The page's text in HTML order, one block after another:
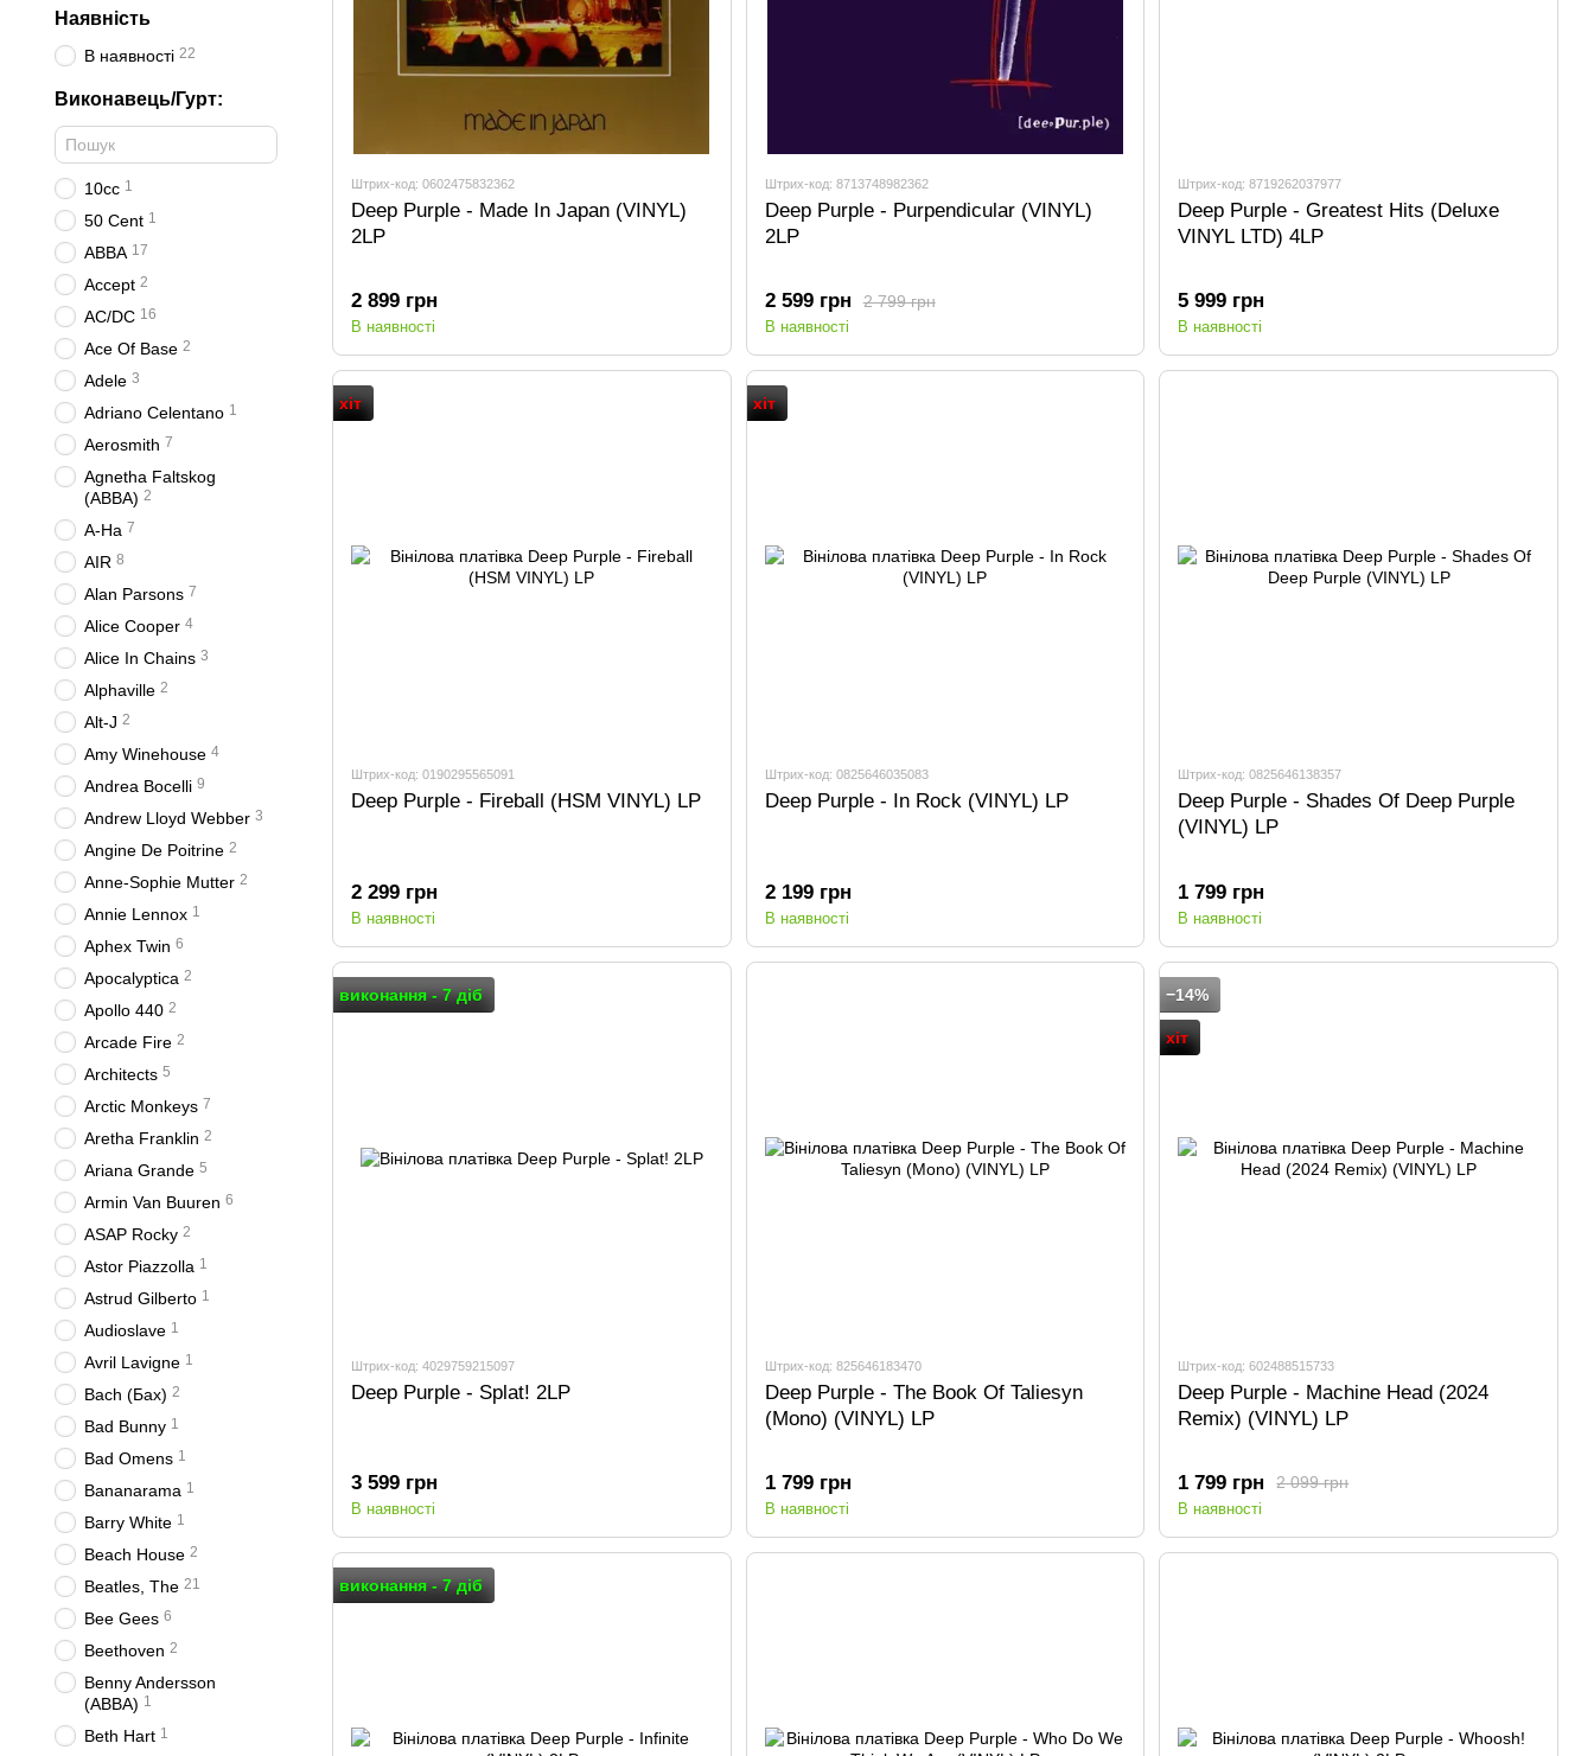
Штрих-код: 0602475832362
Deep Purple - Made In Japan (VINYL)
2LP
2 899 грн
В наявності
Штрих-код: 8713748982362
Deep Purple - Purpendicular (VINYL)
2LP
2 799 грн
2 599 грн
В наявності
Штрих-код: 8719262037977
Deep Purple - Greatest Hits (Deluxe
VINYL LTD) 4LP
5 999 грн
В наявності
хіт
Штрих-код: 0190295565091
Deep Purple - Fireball (HSM VINYL) LP
2 299 грн
В наявності
хіт
Штрих-код: 0825646035083
Deep Purple - In Rock (VINYL) LP
2 199 грн
В наявності
Штрих-код: 0825646138357
Deep Purple - Shades Of Deep Purple
(VINYL) LP
1 799 грн
В наявності
виконання - 7 діб
Штрих-код: 4029759215097
Deep Purple - Splat! 2LP
3 599 грн
В наявності
Штрих-код: 825646183470
Deep Purple - The Book Of Taliesyn
(Mono) (VINYL) LP
1 799 грн
В наявності
−14%
хіт
Штрих-код: 602488515733
Deep Purple - Machine Head (2024
Remix) (VINYL) LP
2 099 грн
1 799 грн
В наявності
виконання - 7 діб
Наявність
В наявності 22
Виконавець/Гурт:
10cc 1
50 Cent 1
ABBA 17
Accept 2
AC/DC 16
Ace Of Base 2
Adele 3
Adriano Celentano 1
Aerosmith 7
Agnetha Faltskog
(ABBA) 2
A-Ha 7
AIR 8
Alan Parsons 7
Alice Cooper 4
Alice In Chains 3
Alphaville 2
Alt-J 2
Amy Winehouse 4
Andrea Bocelli 9
Andrew Lloyd Webber 3
Angine De Poitrine 2
Anne-Sophie Mutter 2
Annie Lennox 1
Aphex Twin 6
Apocalyptica 2
Apollo 440 2
Arcade Fire 2
Architects 5
Arctic Monkeys 7
Aretha Franklin 2
Ariana Grande 5
Armin Van Buuren 6
ASAP Rocky 2
Astor Piazzolla 1
Astrud Gilberto 1
Audioslave 1
Avril Lavigne 1
Bach (Бах) 2
Bad Bunny 1
Bad Omens 1
Bananarama 1
Barry White 1
Beach House 2
Beatles, The 21
Bee Gees 6
Beethoven 2
Benny Andersson
(ABBA) 1
Beth Hart 1